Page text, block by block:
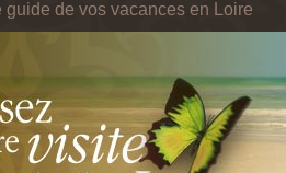
guide de vos vacances en Loire